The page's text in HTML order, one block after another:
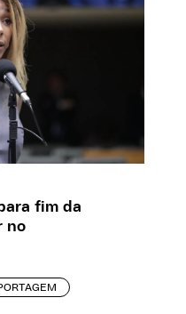
fim da
no